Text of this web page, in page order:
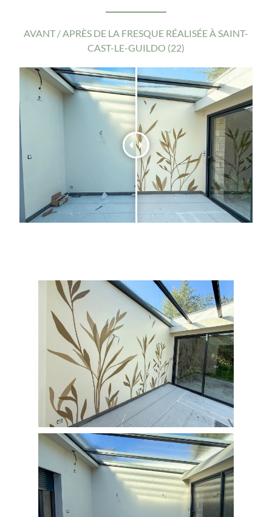
AVANT / APRÈS DE LA FRESQUE RÉALISÉE À SAINT-
CAST-LE-GUILDO (22)